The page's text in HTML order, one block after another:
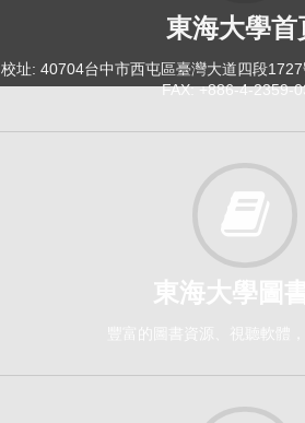
東海大學首
校址: 40704台中市西屯區臺灣大道四段
FAX: +886-4-2359-
東海大學圖
豐富的圖書資源、視聽軟體